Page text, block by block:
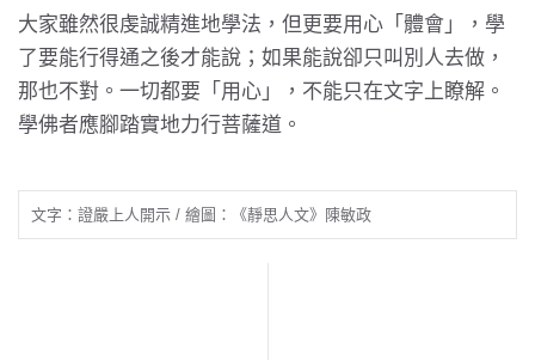
大家雖然很虔誠精進地學法，但更要用心「體會」，學
了要能行得通之後才能說；如果能說卻只叫別人去做，
那也不對。一切都要「用心」，不能只在文字上瞭解。
學佛者應腳踏實地力行菩薩道。
文字：證嚴上人開示 / 繪圖：《靜思人文》陳敏政